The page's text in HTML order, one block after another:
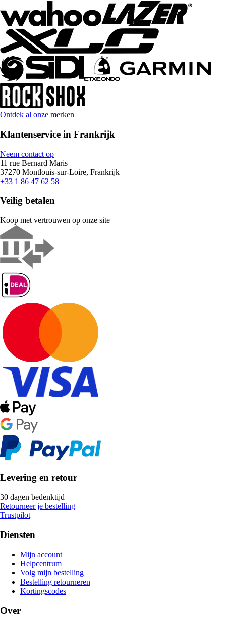
Ontdek al onze merken
Klantenservice in Frankrijk
Neem contact op
11 rue Bernard Maris
37270 Montlouis-sur-Loire, Frankrijk
+33 1 86 47 62 58
Veilig betalen
Koop met vertrouwen op onze site
Levering en retour
30 dagen bedenktijd
Retourneer je bestelling
Trustpilot
Diensten
Mijn account
Helpcentrum
Volg mijn bestelling
Bestelling retourneren
Kortingscodes
Over